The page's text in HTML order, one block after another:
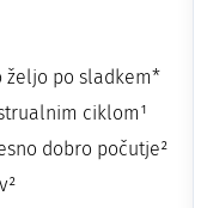
željo po sladkem*
ciklom¹
dobro počutje²